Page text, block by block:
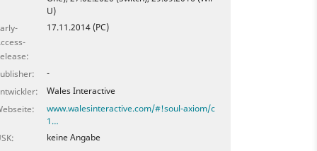
U)
17.11.2014 (PC)
-
Wales Interactive
www.walesinteractive.com/#!soul-axiom/c
1…
keine Angabe